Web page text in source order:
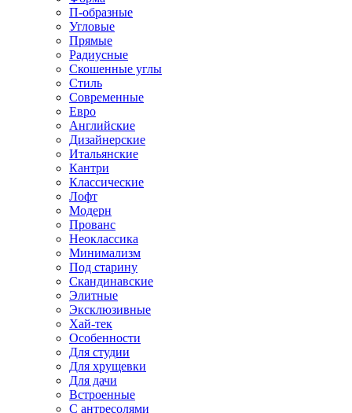
П-образные
Угловые
Прямые
Радиусные
Скошенные углы
Стиль
Современные
Евро
Английские
Дизайнерские
Итальянские
Кантри
Классические
Лофт
Модерн
Прованс
Неоклассика
Минимализм
Под старину
Скандинавские
Элитные
Эксклюзивные
Хай-тек
Особенности
Для студии
Для хрущевки
Для дачи
Встроенные
С антресолями